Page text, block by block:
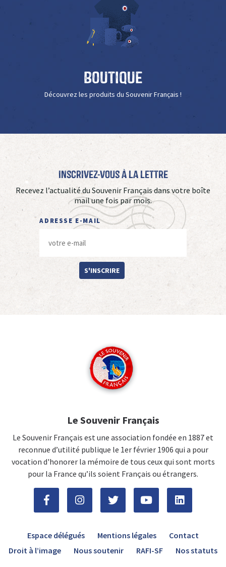
Boutique
Découvrez les produits du Souvenir Français !
Inscrivez-vous à La Lettre
Recevez l’actualité du Souvenir Français dans votre boîte
mail une fois par mois.
ADRESSE E-MAIL
S'INSCRIRE
Le Souvenir Français
Le Souvenir Français est une association fondée en 1887 et
reconnue d’utilité publique le 1er février 1906 qui a pour
vocation d'honorer la mémoire de tous ceux qui sont morts
pour la France qu’ils soient Français ou étrangers.
Espace délégués Mentions légales
Contact
Droit à l’image
Nous soutenir RAFI-SF Nos statuts